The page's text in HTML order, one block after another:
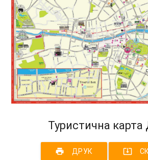
Туристична карта
print ДРУК system_update_alt